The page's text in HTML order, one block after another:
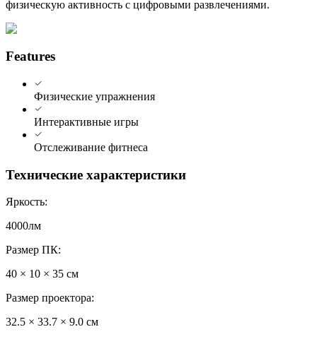
физическую активность с цифровыми развлечениями.
Features
Физические упражнения
Интерактивные игры
Отслеживание фитнеса
Технические характеристики
Яркость:
4000лм
Размер ПК:
40 × 10 × 35 см
Размер проектора:
32.5 × 33.7 × 9.0 см